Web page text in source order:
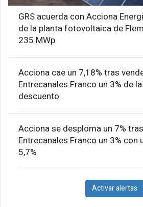
GRS acuerda con Acciona
de la planta fotovoltaica de
235 MWp
Acciona cae un 7,18% tras
Entrecanales Franco un 3% de
descuento
Acciona se desploma un 7%
Entrecanales Franco un 3% con
5,7%
Activar alertas